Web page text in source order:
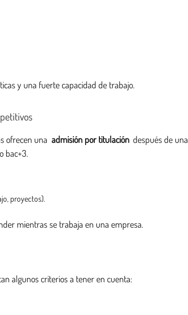
y una fuerte capacidad de trabajo.
ofrecen una admisión por titulación después de una
bac+3.
proyectos).
mientras se trabaja en una empresa.
algunos criterios a tener en cuenta: